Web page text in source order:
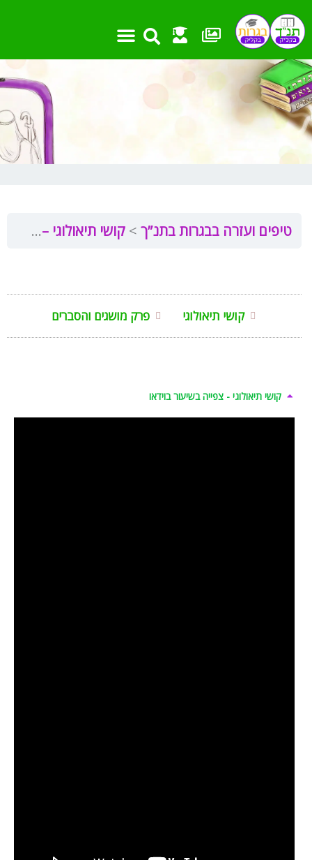
לתוכן
טיפים ועזרה בבגרות בתנ”ך קושי תיאולוגי – הסבר
קושי תיאולוגי פרק מושגים והסברים
קושי תיאולוגי - צפייה בשיעור בוידאו